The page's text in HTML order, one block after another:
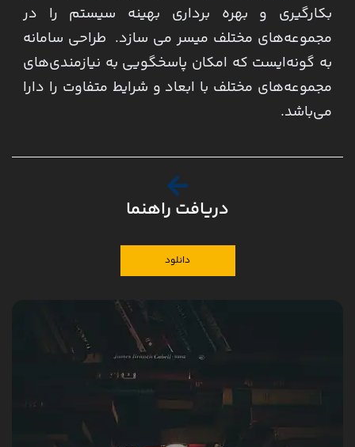
بکارگیری و بهره برداری بهینه سیستم را در
مجموعه‌های مختلف میسر می سازد. طراحی سامانه
به گونه‌ایست که امکان پاسخگویی به نیازمندی‌های
مجموعه‌های مختلف با ابعاد و شرایط متفاوت را دارا
می‌باشد.
دریافت راهنما
دانلود